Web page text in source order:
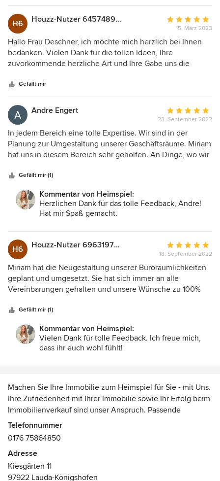
H6 Houzz-Nutzer 645748989
Bewertung:
5
von
5
15. März 2023
Hallo Frau Deschner, ich möchte mich herzlich bei Ihnen
bedanken. Vielen Dank für die tollen Ideen, Ihre
zuvorkommende herzliche Art und Ihre Gabe uns die
weiterempfehlen! Vielen Dank für die tolle
Zusammenarbeit.
Gefällt mir
Andre Engert
Bewertung:
5
von
5
23. September 2022
In jedem Bereich eine tolle Expertise. Wir sind in der
Planung zur Umgestaltung unserer Geschäftsräume. Miriam
hat uns in diesem Bereich sehr geholfen. An Dinge, wo wir
Weitblick. Vor allem die schnelle Kommunikation und
umfangreiche Beratung war einfach TOP! Wir freuen uns
auf die Nächsten Projekte.
Gefällt mir (1)
Kommentar von Heimspiel:
Herzlichen Dank für das tolle Feedback, Andre!
Hat mir Spaß gemacht.
H6 Houzz-Nutzer 696319736
Bewertung:
5
von
5
18. September 2022
Miriam hat die Neugestaltung unserer Büroräumlichkeiten
geplant und umgesetzt. Sie hat sich immer an alle
Vereinbarungen gehalten und unsere Wünsche zu 100%
Die Erwartungen wurden sogar noch übertroffen. Vor allem
hat Miriam tolle Ideen mit eingebracht und sich um ALLES
!!! gekümmert. Wir würden sie jederzeit wieder beauftragen
und Sie mit voller Überzeugung weiterempfehlen. DANKE
!!!!
Gefällt mir (1)
Kommentar von Heimspiel:
Vielen Dank für tolle Feedback. Ich freue mich,
dass ihr euch wohl fühlt!
Machen Sie Ihre Immobilie zum Heimspiel für Sie - mit Uns.
Ihre Zufriedenheit mit Ihrer Immobilie sowie Ihr Erfolg beim
Immobilienverkauf sind unser Anspruch. Passende
Inneneinrichtung beschreibt für uns weitaus mehr als den
reinen Wunsch nach Ästhetik. Sie spiegelt Ihre
Lebensstil.
Auszeichnungen:
Telefonnummer
0176 75864850
Adresse
Kiesgärten 11
97922 Lauda-Königshofen